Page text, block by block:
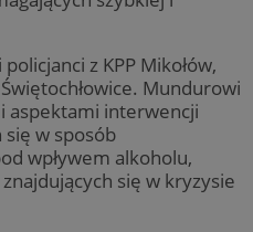
z KPP Mikołów,
Mundurowi
aspektami interwencji
w sposób
wpływem alkoholu,
się w kryzysie